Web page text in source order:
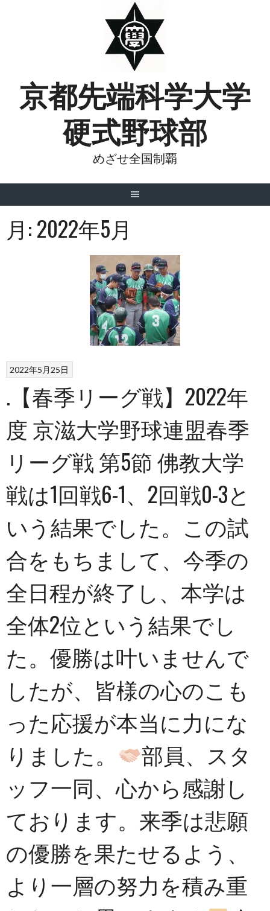
京都先端科学大学
硬式野球部
めざせ全国制覇
月:2022年5月
2022年5月25日
.【春季リーグ戦】2022年
度 京滋大学野球連盟春季
リーグ戦 第5節 佛教大学
戦は1回戦6-1、2回戦0-3と
いう結果でした。この試
合をもちまして、今季の
全日程が終了し、本学は
全体2位という結果でし
た。優勝は叶いませんで
したが、皆様の心のこも
った応援が本当に力にな
りました。
部員、スタ
ッフ一同、心から感謝し
ております。来季は悲願
の優勝を果たせるよう、
より一層の努力を積み重